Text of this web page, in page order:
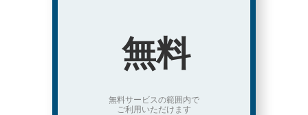
無料
無料サービスの範囲内で
ご利用いただけます